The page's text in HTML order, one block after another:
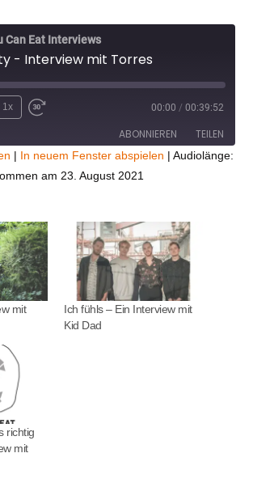
Can Eat Interviews
- Interview mit Torres
1x 00:00 / 00:39:52
ABONNIEREN TEILEN
| In neuem Fenster abspielen |Audiolänge:
am 23. August 2021
mit
Ich fühls – Ein Interview mit
Kid Dad
richtig
mit